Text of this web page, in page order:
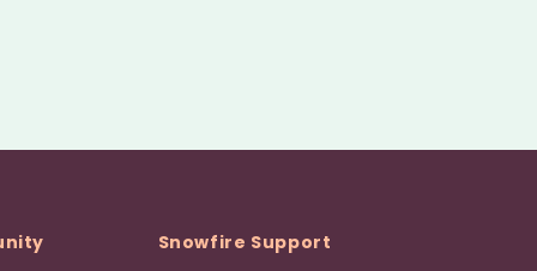
Snowfire Support